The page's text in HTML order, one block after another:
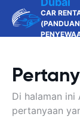
CAR
(PANDUAN
Di halaman ini
pertanyaan